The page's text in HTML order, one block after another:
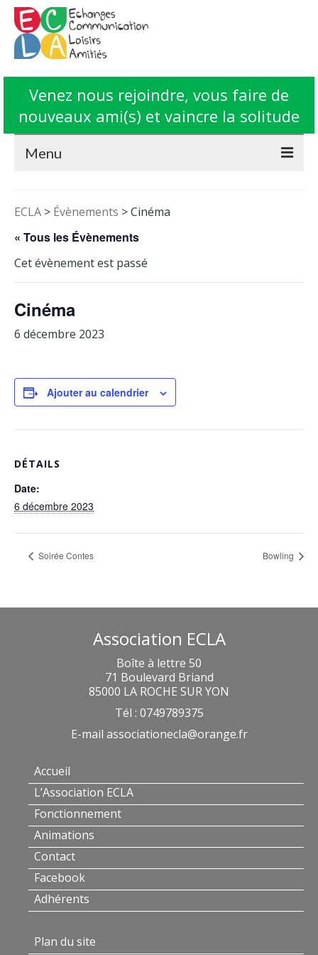
Venez nous rejoindre, vous faire de
nouveaux ami(s) et vaincre la solitude
Menu
L’Association ECLA
Contact
Facebook
ECLA > Évènements >Cinéma
« Tous les Évènements
Cet évènement est passé
Cinéma
6 décembre 2023
Ajouter au calendrier
DÉTAILS
Date:
6 décembre 2023
Soirée Contes Bowling
Association ECLA
Boîte à lettre 50
71 Boulevard Briand
85000 LA ROCHE SUR YON
Tél : 0749789375
E-mail associationecla@orange.fr
Accueil
L’Association ECLA
Fonctionnement
Animations
Contact
Facebook
Adhérents
Plan du site